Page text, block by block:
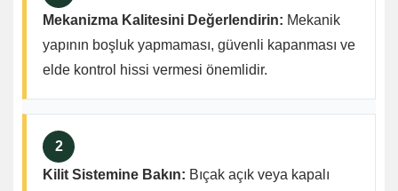
Mekanizma Kalitesini Değerlendirin: Mekanik
yapının boşluk yapmaması, güvenli kapanması ve
elde kontrol hissi vermesi önemlidir.
2
Kilit Sistemine Bakın: Bıçak açık veya kapalı